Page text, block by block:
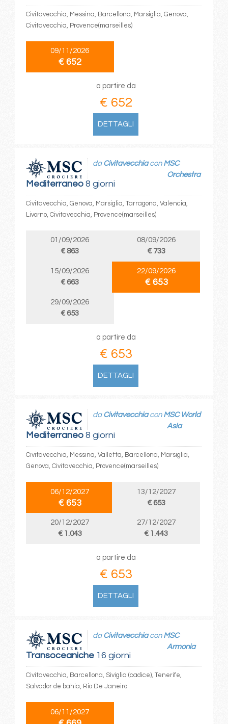
Civitavecchia, Messina, Barcellona, Marsiglia, Genova,
Civitavecchia, Provence(marseilles)
09/11/2026
€ 652
a partire da
€ 652
DETTAGLI
Mediterraneo8 giorni
da Civitavecchiacon MSC
Orchestra
Civitavecchia, Genova, Marsiglia, Tarragona, Valencia,
Livorno, Civitavecchia, Provence(marseilles)
01/09/2026
€ 863
08/09/2026
€ 733
15/09/2026
€ 663
22/09/2026
€ 653
29/09/2026
€ 653
a partire da
€ 653
DETTAGLI
Mediterraneo8 giorni
da Civitavecchiacon MSC World
Asia
Civitavecchia, Messina, Valletta, Barcellona, Marsiglia,
Genova, Civitavecchia, Provence(marseilles)
06/12/2027
€ 653
13/12/2027
€ 653
20/12/2027
€ 1.043
27/12/2027
€ 1.443
a partire da
€ 653
DETTAGLI
Transoceaniche16 giorni
da Civitavecchiacon MSC
Armonia
Civitavecchia, Barcellona, Siviglia (cadice), Tenerife,
Salvador de bahia, Rio De Janeiro
06/11/2027